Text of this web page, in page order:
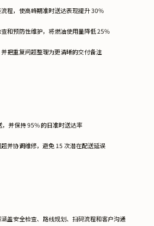
程，使高峰期准时送达表现提升 30%
和预防性维护，将燃油使用量降低 25%
把重复问题整理为更清晰的交付备注
并保持 95% 的日准时送达率
并协调维修，避免 15 次潜在配送延误
盖安全检查、路线规划、扫码流程和客户沟通